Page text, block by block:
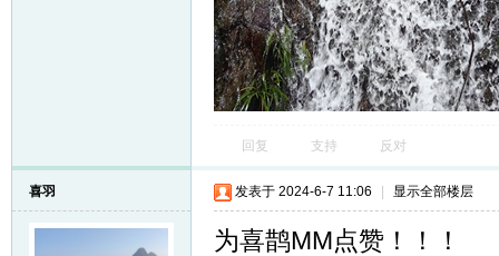
回复 支持 反对
喜羽 发表于 2024-6-7 11:06 显示全部楼层
为喜鹊MM点赞！！！